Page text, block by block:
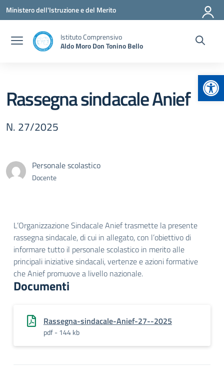
Vai ai contenuti
Vai al menu di navigazione
Vai al footer
Ministero dell'Istruzione e del Merito
Istituto Comprensivo
Aldo Moro Don Tonino Bello
Rassegna sindacale Anief
N. 27/2025
Personale scolastico
Docente
L’Organizzazione Sindacale Anief trasmette la presente
rassegna sindacale, di cui in allegato, con l’obiettivo di
informare tutto il personale scolastico in merito alle
principali iniziative sindacali, vertenze e azioni formative
che Anief promuove a livello nazionale.
Documenti
Rassegna-sindacale-Anief-27--2025
pdf - 144 kb